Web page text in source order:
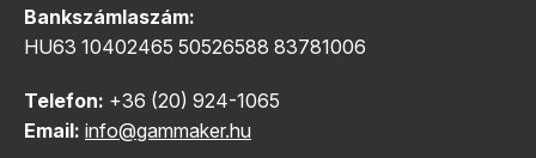
Bankszámlaszám:
HU63 10402465 50526588 83781006
Telefon: +36 (20) 924-1065
Email: info@gammaker.hu